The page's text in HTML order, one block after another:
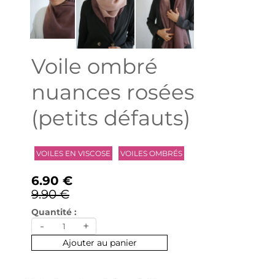
Voile ombré
nuances rosées
(petits défauts)
VOILES EN VISCOSE VOILES OMBRÉS
6.90 €
9.90 €
Quantité :
- +
Ajouter au panier